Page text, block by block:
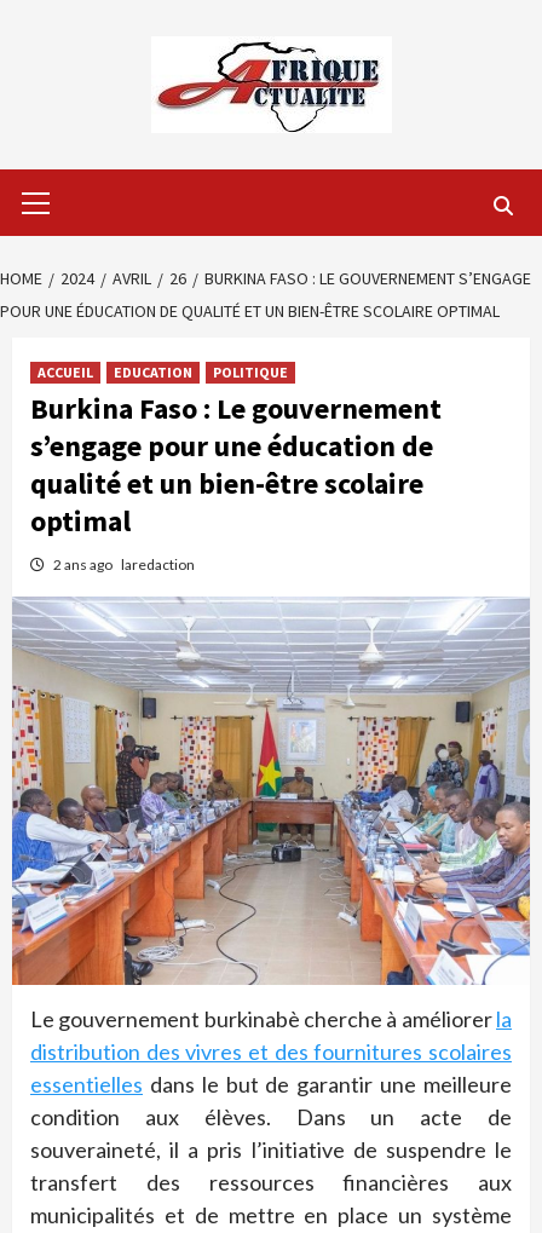
Menu
HOME 2024 AVRIL 26
BURKINA FASO : LE GOUVERNEMENT S’ENGAGE
POUR UNE ÉDUCATION DE QUALITÉ ET UN BIEN-ÊTRE SCOLAIRE OPTIMAL
ACCUEIL EDUCATION POLITIQUE
Burkina Faso : Le gouvernement
s’engage pour une éducation de
qualité et un bien-être scolaire
optimal
2 ans ago laredaction
Le gouvernement burkinabè cherche à améliorerla
distribution des vivres et des fournitures scolaires
essentielles dans le but de garantir une meilleure
condition aux élèves.
Dans un acte de
souveraineté, il a pris l’initiative de suspendre le
transfert des ressources financières aux
municipalités et de mettre en place un système